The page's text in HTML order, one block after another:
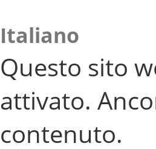
Italiano
Questo sito
attivato.
contenuto.